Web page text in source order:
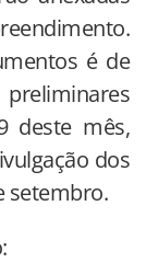
é de
preliminares
deste mês,
dos
setembro.